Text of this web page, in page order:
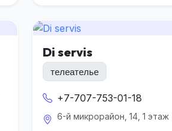
Di servis
телеателье
+7-707-753-01-18
6-й микрорайон, 14, 1 этаж